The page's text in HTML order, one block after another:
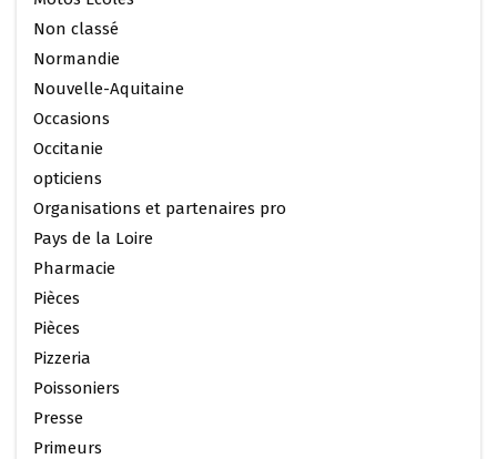
Non classé
Normandie
Nouvelle-Aquitaine
Occasions
Occitanie
opticiens
Organisations et partenaires pro
Pays de la Loire
Pharmacie
Pièces
Pièces
Pizzeria
Poissoniers
Presse
Primeurs